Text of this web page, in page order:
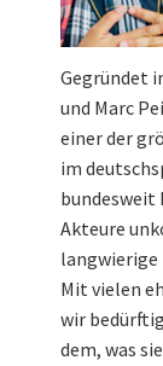
Gegründet
und Marc
einer der
im
Akteure
Mit vielen
wir
dem, was